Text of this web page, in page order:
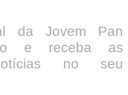
da Jovem Pan
e receba as
no seu